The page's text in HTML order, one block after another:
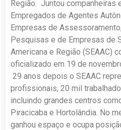
Região. Juntou companheiras
Empregados de Agentes
Empresas de
Pesquisas e de Empresas de
Americana e Região (SEAAC)
oficializado em 19 de
29 anos depois o SEAAC
profissionais, 20 mil
incluindo grandes centros
Piracicaba e Hortolândia. No
ganhou espaço e ocupa